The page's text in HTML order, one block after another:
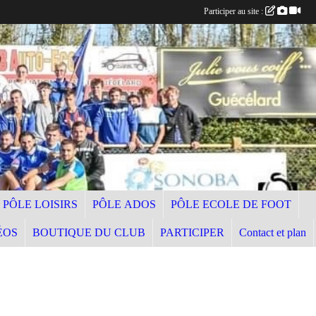
PÔLE LOISIRS PÔLE ADOS PÔLE ECOLE DE FOOT
BOUTIQUE DU CLUB PARTICIPER Contact et plan
Participer au site :